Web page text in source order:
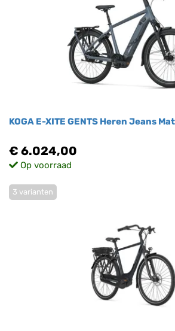
KOGA E-XITE GENTS Heren Jeans
€ 6.024,00
Op voorraad
3 varianten